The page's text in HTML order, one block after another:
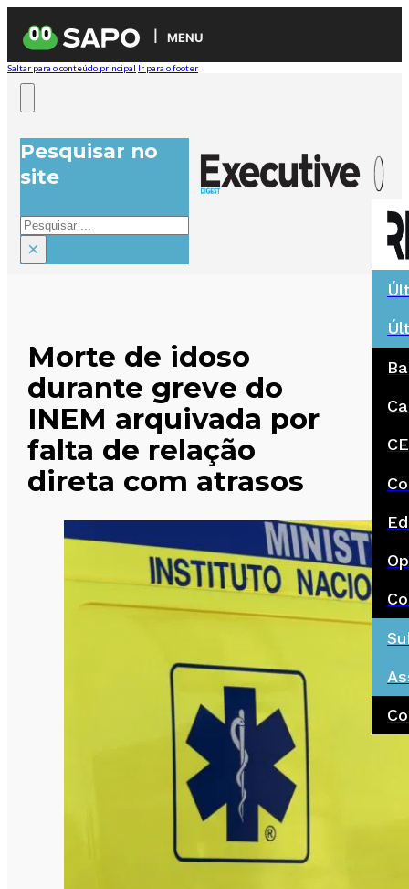
MENU
Saltar para o conteúdo principal Ir para o footer
Pesquisar no
site
Pesquisar
×
Morte de idoso
durante greve do
INEM arquivada por
falta de relação
direta com atrasos